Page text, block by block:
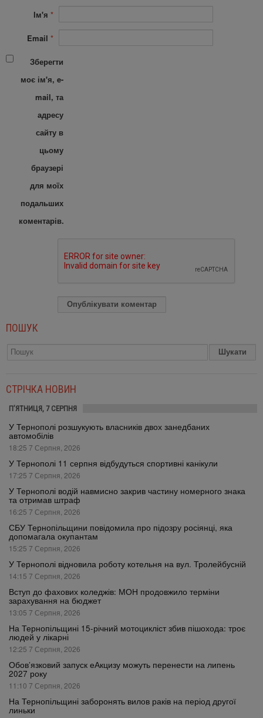
Ім'я *
Email *
Зберегти
моє ім'я, e-
mail, та
адресу
сайту в
цьому
браузері
для моїх
подальших
коментарів.
ПОШУК
СТРІЧКА НОВИН
П’ЯТНИЦЯ, 7 СЕРПНЯ
У Тернополі розшукують власників двох занедбаних
автомобілів
18:25 7 Серпня, 2026
У Тернополі 11 серпня відбудуться спортивні канікули
17:25 7 Серпня, 2026
У Тернополі водій навмисно закрив частину номерного знака
та отримав штраф
16:25 7 Серпня, 2026
СБУ Тернопільщини повідомила про підозру росіянці, яка
допомагала окупантам
15:25 7 Серпня, 2026
У Тернополі відновила роботу котельня на вул. Тролейбусній
14:15 7 Серпня, 2026
Вступ до фахових коледжів: МОН продовжило терміни
зарахування на бюджет
13:05 7 Серпня, 2026
На Тернопільщині 15-річний мотоцикліст збив пішохода: троє
людей у лікарні
12:25 7 Серпня, 2026
Обов’язковий запуск еАкцизу можуть перенести на липень
2027 року
11:10 7 Серпня, 2026
На Тернопільщині заборонять вилов раків на період другої
линьки